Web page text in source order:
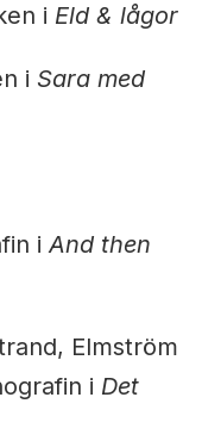
i Eld & lågor
i Sara med
i And then
Elmström
i Det